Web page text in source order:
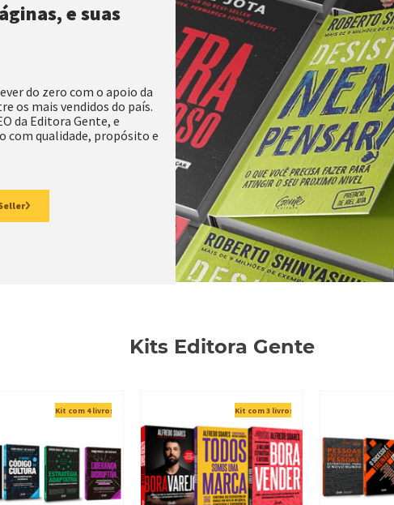
e suas
do zero com o apoio da
os mais vendidos do país.
da Editora Gente, e
com qualidade, propósito e
Kits Editora Gente
Kit com 4 livros Kit com 3 livros